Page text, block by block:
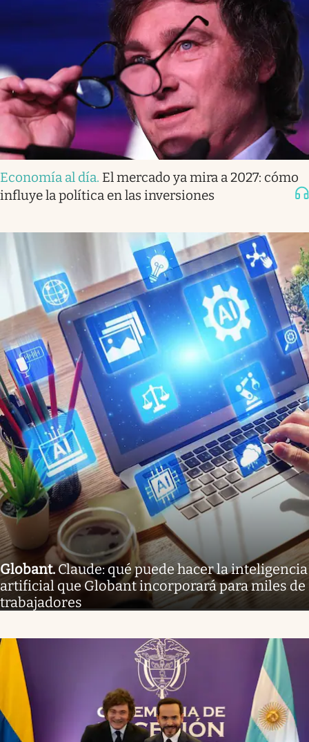
Economía al día. El mercado ya mira a 2027: cómo
influye la política en las inversiones
Globant.Claude: qué puede hacer la inteligencia
artificial que Globant incorporará para miles de
trabajadores